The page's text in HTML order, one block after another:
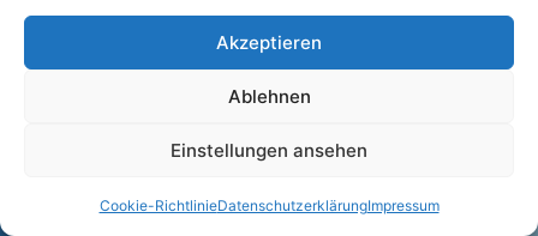
Akzeptieren
Ablehnen
Einstellungen ansehen
Cookie-RichtlinieDatenschutzerklärungImpressum